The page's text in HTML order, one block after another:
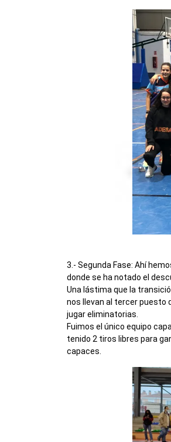
3.- Segunda Fase: Ahí
donde se ha notado el
Una lástima que la
nos llevan al tercer puesto
jugar eliminatorias.
Fuimos el único equipo
tenido 2 tiros libres para
capaces.